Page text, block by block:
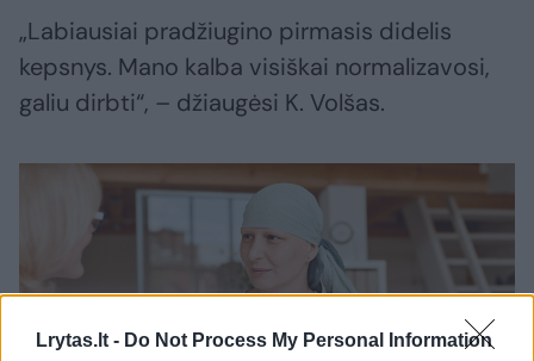
Lrytas.lt - Do Not Process My Personal Information
„Labiausiai pradžiugino pirmasis didelis
kepsnys. Mano kalba visiškai normalizavosi,
galiu dirbti“, – džiaugėsi K. Volšas.